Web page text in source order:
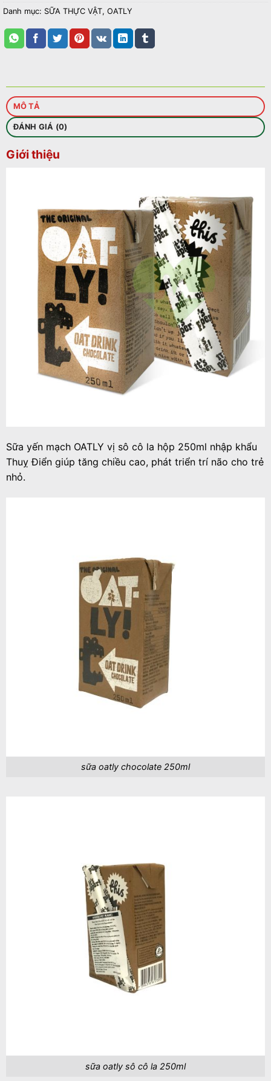
Danh mục: SỮA THỰC VẬT, OATLY
MÔ TẢ
ĐÁNH GIÁ (0)
Giới thiệu
Sữa yến mạch OATLY vị sô cô la hộp 250ml nhập khẩu
Thuỵ Điển giúp tăng chiều cao, phát triển trí não cho trẻ
nhỏ.
sữa oatly chocolate 250ml
sữa oatly sô cô la 250ml